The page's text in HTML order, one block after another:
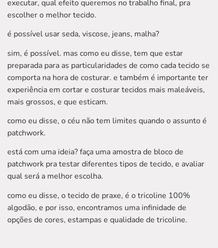
executar, qual efeito queremos no trabalho final, pra
escolher o melhor tecido.
é possível usar seda, viscose, jeans, malha?
sim, é possível. mas como eu disse, tem que estar
preparada para as particularidades de como cada tecido se
comporta na hora de costurar. e também é importante ter
experiência em cortar e costurar tecidos mais maleáveis,
mais grossos, e que esticam.
como eu disse, o céu não tem limites quando o assunto é
patchwork.
está com uma ideia? faça uma amostra de bloco de
patchwork pra testar diferentes tipos de tecido, e avaliar
qual será a melhor escolha.
como eu disse, o tecido de praxe, é o tricoline 100%
algodão, e por isso, encontramos uma infinidade de
opções de cores, estampas e qualidade de tricoline.